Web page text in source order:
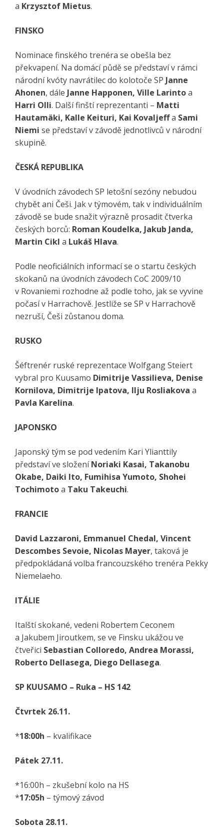
a Krzysztof Mietus.
FINSKO
Nominace finského trenéra se obešla bez
překvapení. Na domácí půdě se představí v rámci
národní kvóty navrátilec do kolotoče SP Janne
Ahonen, dále Janne Happonen, Ville Larintoa
Harri Olli. Další finští reprezentanti – Matti
Hautamäki, Kalle Keituri, Kai Kovaljeffa Sami
Niemi se představí v závodě jednotlivců v národní
skupině.
ČESKÁ REPUBLIKA
V úvodních závodech SP letošní sezóny nebudou
chybět ani Češi. Jak v týmovém, tak v individuálním
závodě se bude snažit výrazně prosadit čtverka
českých borců: Roman Koudelka, Jakub Janda,
Martin Cikl a Lukáš Hlava.
Podle neoficiálních informací se o startu českých
skokanů na úvodních závodech CoC 2009/10
v Rovaniemi rozhodne až podle toho, jak se vyvine
počasí v Harrachově. Jestliže se SP v Harrachově
nezruší, Češi zůstanou doma.
RUSKO
Šéftrenér ruské reprezentace Wolfgang Steiert
vybral pro Kuusamo Dimitrije Vassilieva, Denise
Kornilova, Dimitrije Ipatova, Ilju Rosliakova a
Pavla Karelina.
JAPONSKO
Japonský tým se pod vedením Kari Ylianttily
představí ve složeníNoriaki Kasai, Takanobu
Okabe, Daiki Ito, Fumihisa Yumoto, Shohei
Tochimotoa Taku Takeuchi.
FRANCIE
David Lazzaroni, Emmanuel Chedal, Vincent
Descombes Sevoie, Nicolas Mayer, taková je
předpokládaná volba francouzského trenéra Pekky
Niemelaeho.
ITÁLIE
Italští skokané, vedeni Robertem Ceconem
a Jakubem Jiroutkem, se ve Finsku ukážou ve
čtveřici Sebastian Colloredo, Andrea Morassi,
Roberto Dellasega, Diego Dellasega.
SP KUUSAMO – Ruka – HS 142
Čtvrtek 26.11.
*18:00h – kvalifikace
Pátek 27.11.
*16:00h – zkušební kolo na HS
*17:05h – týmový závod
Sobota 28.11.